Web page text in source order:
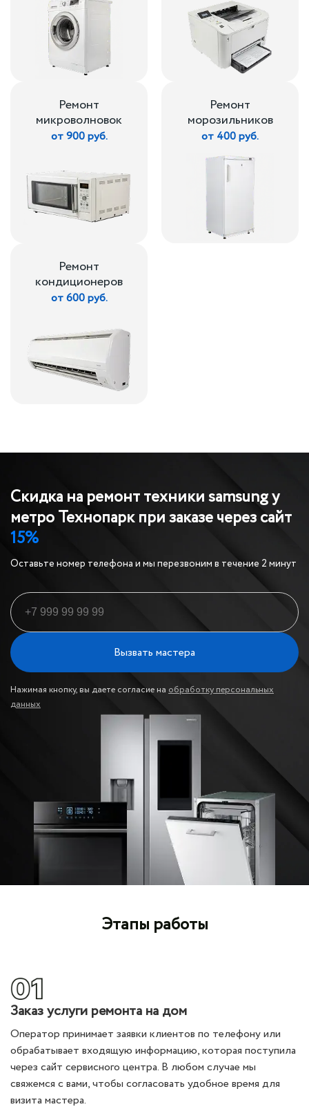
Ремонт
микроволновок
от 900 руб.
Ремонт
морозильников
от 400 руб.
Ремонт
кондиционеров
от 600 руб.
Скидка на ремонт техники samsung у
метро Технопаркпри заказе через сайт
15%
Оставьте номер телефона и мы перезвоним в течение 2 минут
Вызвать мастера
Нажимая кнопку, вы даете согласие на обработку персональных
данных
Этапы работы
Заказ услуги ремонта на дом
Оператор принимает заявки клиентов по телефону или
обрабатывает входящую информацию, которая поступила
через сайт сервисного центра. В любом случае мы
свяжемся с вами, чтобы согласовать удобное время для
визита мастера.